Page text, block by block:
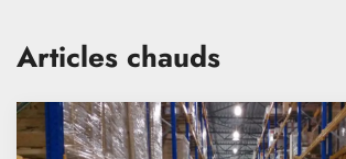
Articles chauds